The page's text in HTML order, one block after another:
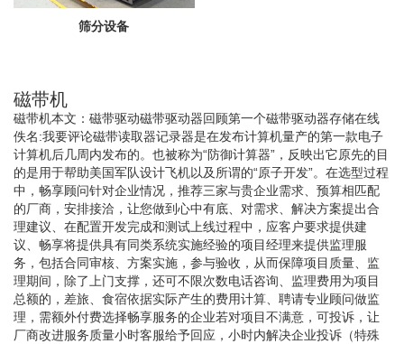
筛分设备
磁带机
磁带机本文：磁带驱动磁带驱动器回顾第一个磁带驱动器存储在线
佚名:我要评论磁带读取器记录器是在发布计算机量产的第一款电子
计算机后几周内发布的。也被称为“防御计算器”，反映出它原先的目
的是用于帮助美国军队设计飞机以及所谓的“原子开发”。在选型过程
中，畅享顾问针对企业情况，推荐三家与贵企业需求、预算相匹配
的厂商，安排接洽，让您做到心中有底、对需求、解决方案提出合
理建议、在配置开发完成和测试上线过程中，应客户要求提供建
议、畅享将提供具有同类系统实施经验的项目经理来提供监理服
务，包括合同审核、方案实施，参与验收，从而保障项目质量、监
理期间，除了上门支撑，还可不限次数电话咨询、监理费用为项目
总额的，差旅、食宿依据实际产生的费用计算、聘请专业顾问做监
理，需额外付费选择畅享服务的企业若对项目不满意，可投诉，让
厂商改进服务质量小时客服给予回应，小时内解决企业投诉（特殊